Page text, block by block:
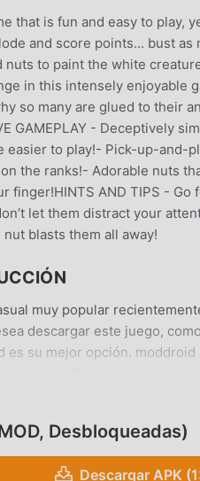
that is fun and easy to play,
and score points... bust
to paint the white
in this intensely enjoyable
so many are glued to their
GAMEPLAY - Deceptively
easier to play!- Pick-up-and-
the ranks!- Adorable nuts
finger!HINTS AND TIPS -
let them distract your
blasts them all away!
muy popular
descargar este juego,
es su mejor opción.
en disfrutar la alegría
el cliente
descarga moddroid y juega!
Desbloqueadas)
Descargar APK